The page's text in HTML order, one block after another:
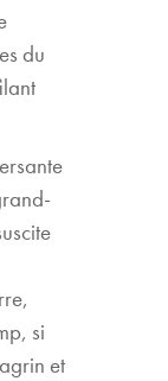
du
si
et